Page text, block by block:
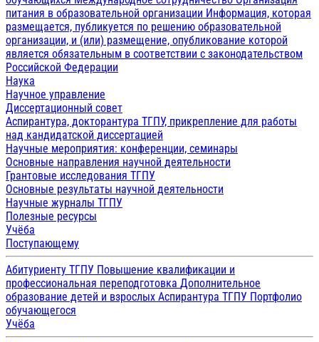
питания в образовательной организации Информация, которая
размещается, публикуется по решению образовательной
организации, и (или) размещение, опубликование которой
является обязательным в соответствии с законодательством
Российской Федерации
Наука
Научное управление
Диссертационный совет
Аспирантура, докторантура ТГПУ, прикрепление для работы
над кандидатской диссертацией
Научные мероприятия: конференции, семинары
Основные направления научной деятельности
Грантовые исследования ТГПУ
Основные результаты научной деятельности
Научные журналы ТГПУ
Полезные ресурсы
Учёба
Поступающему
Абитуриенту ТГПУ Повышение квалификации и
профессиональная переподготовка Дополнительное
образование детей и взрослых Аспирантура ТГПУ Портфолио
обучающегося
Учёба